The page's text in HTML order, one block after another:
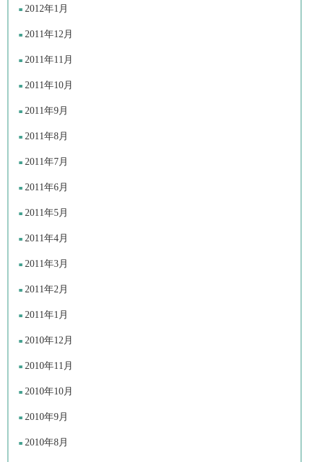
2012年1月
2011年12月
2011年11月
2011年10月
2011年9月
2011年8月
2011年7月
2011年6月
2011年5月
2011年4月
2011年3月
2011年2月
2011年1月
2010年12月
2010年11月
2010年10月
2010年9月
2010年8月